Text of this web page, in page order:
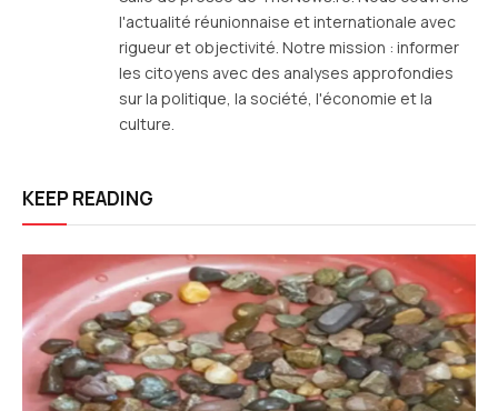
l'actualité réunionnaise et internationale avec
rigueur et objectivité. Notre mission : informer
les citoyens avec des analyses approfondies
sur la politique, la société, l'économie et la
culture.
KEEP READING